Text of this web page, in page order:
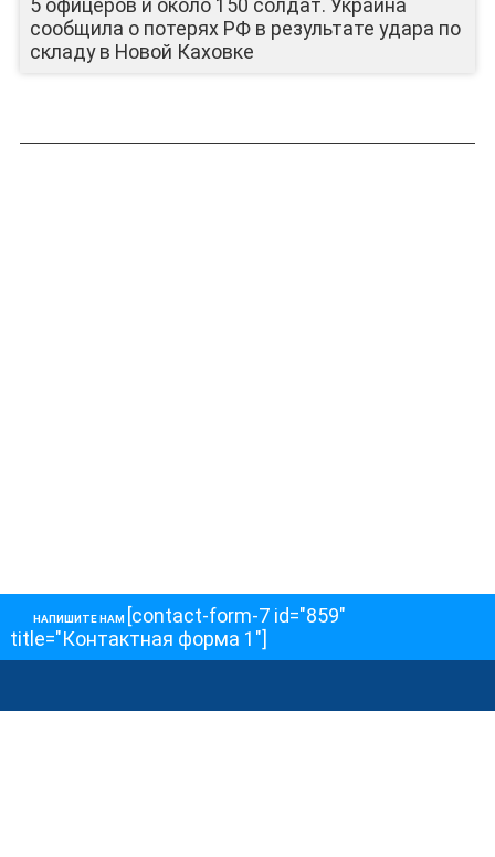
5 офицеров и около 150 солдат. Украина
сообщила о потерях РФ в результате удара по
складу в Новой Каховке
НАПИШИТЕ НАМ [contact-form-7 id="859"
title="Контактная форма 1"]